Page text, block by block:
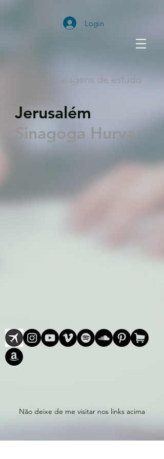
Login
Vídeos das viagens de estudo
Jerusalém
Sinagoga Hurva
Não deixe de me visitar nos links acima